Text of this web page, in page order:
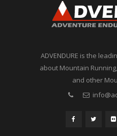
ADVENDURE is the
about Mountain
and other